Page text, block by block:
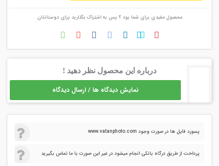
محصول مفیدی برای شما بود ؟ پس به اشتراک بگذارید برای دوستانتان
درباره این محصول نظر دهید !
نمایش دیدگاه ها / ارسال دیدگاه
پسورد فایل ها در صورت وجود www.vatanphoto.com
پرداخت از طریق درگاه بانکی انجام میشود در غیر این صورت با ما تماس بگیرید